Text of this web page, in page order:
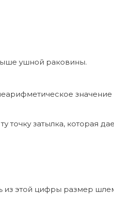
ушной раковины.
точку затылка, которая
из этой цифры размер